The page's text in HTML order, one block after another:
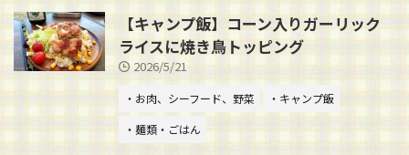
【キャンプ飯】コーン入りガーリック
ライスに焼き鳥トッピング
2026/5/21
・お肉、シーフード、野菜
・キャンプ飯
・麺類・ごはん